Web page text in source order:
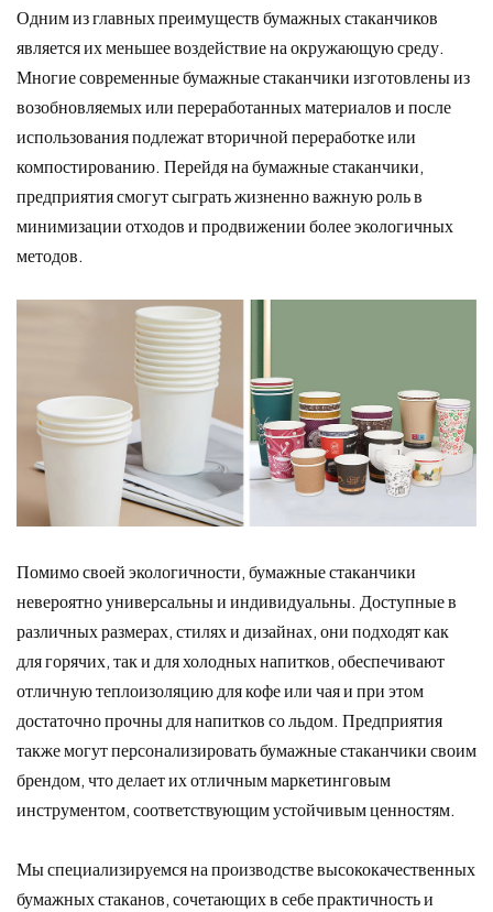
Одним из главных преимуществ бумажных стаканчиков
является их меньшее воздействие на окружающую среду.
Многие современные бумажные стаканчики изготовлены из
возобновляемых или переработанных материалов и после
использования подлежат вторичной переработке или
компостированию. Перейдя на бумажные стаканчики,
предприятия смогут сыграть жизненно важную роль в
минимизации отходов и продвижении более экологичных
методов.
Помимо своей экологичности, бумажные стаканчики
невероятно универсальны и индивидуальны. Доступные в
различных размерах, стилях и дизайнах, они подходят как
для горячих, так и для холодных напитков, обеспечивают
отличную теплоизоляцию для кофе или чая и при этом
достаточно прочны для напитков со льдом. Предприятия
также могут персонализировать бумажные стаканчики своим
брендом, что делает их отличным маркетинговым
инструментом, соответствующим устойчивым ценностям.
Мы специализируемся на производстве высококачественных
бумажных стаканов, сочетающих в себе практичность и